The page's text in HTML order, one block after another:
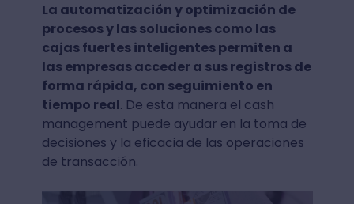
La automatización y optimización de
procesos y las soluciones como las
cajas fuertes inteligentes permiten a
las empresas acceder a sus registros de
forma rápida, con seguimiento en
tiempo real. De esta manera el cash
management puede ayudar en la toma de
decisiones y la eficacia de las operaciones
de transacción.